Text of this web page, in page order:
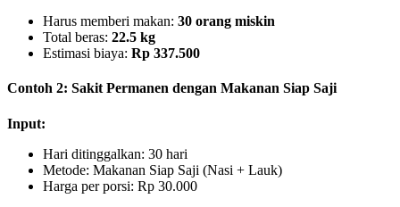
Harus memberi makan: 30 orang miskin
Total beras: 22.5 kg
Estimasi biaya: Rp 337.500
Contoh 2: Sakit Permanen dengan Makanan Siap Saji
Input:
Hari ditinggalkan: 30 hari
Metode: Makanan Siap Saji (Nasi + Lauk)
Harga per porsi: Rp 30.000